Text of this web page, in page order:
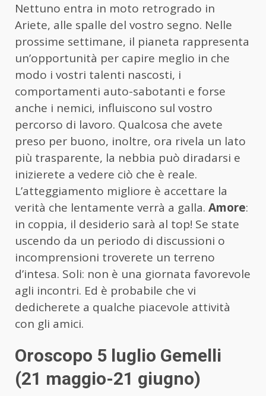
Nettuno entra in moto retrogrado in
Ariete, alle spalle del vostro segno. Nelle
prossime settimane, il pianeta rappresenta
un’opportunità per capire meglio in che
modo i vostri talenti nascosti, i
comportamenti auto-sabotanti e forse
anche i nemici, influiscono sul vostro
percorso di lavoro. Qualcosa che avete
preso per buono, inoltre, ora rivela un lato
più trasparente, la nebbia può diradarsi e
inizierete a vedere ciò che è reale.
L’atteggiamento migliore è accettare la
verità che lentamente verrà a galla. Amore:
in coppia, il desiderio sarà al top! Se state
uscendo da un periodo di discussioni o
incomprensioni troverete un terreno
d’intesa. Soli: non è una giornata favorevole
agli incontri. Ed è probabile che vi
dedicherete a qualche piacevole attività
con gli amici.
Oroscopo 5 luglio Gemelli
(21 maggio-21 giugno)